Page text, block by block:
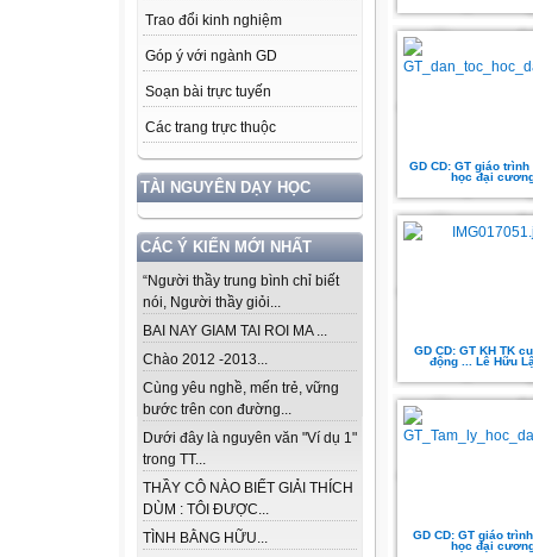
Trao đổi kinh nghiệm
Góp ý với ngành GD
Soạn bài trực tuyến
Các trang trực thuộc
TÀI NGUYÊN DẠY HỌC
CÁC Ý KIẾN MỚI NHẤT
“Người thầy trung bình chỉ biết
nói, Người thầy giỏi...
BAI NAY GIAM TAI ROI MA ...
Chào 2012 -2013...
Cùng yêu nghề, mến trẻ, vững
bước trên con đường...
Dưới đây là nguyên văn "Ví dụ 1"
trong TT...
THẦY CÔ NÀO BIẾT GIẢI THÍCH
DÙM : TÔI ĐƯỢC...
TÌNH BẰNG HỮU...
GD CD: GT giáo
học đại
GD CD: GT KH TK
động ... Lê Hữu
GD CD: GT giáo
học đại